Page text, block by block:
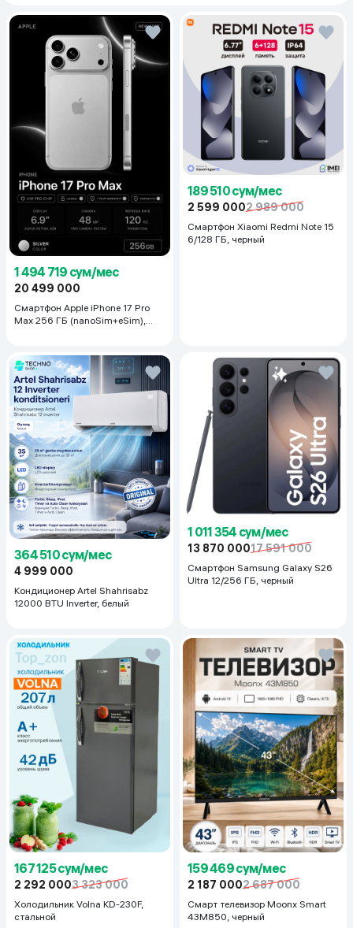
1 494 719 сум/мес
20 499 000
Смартфон Apple iPhone 17 Pro
Max 256 ГБ (nanoSim+eSim),
189 510 сум/мес
2 599 0002 989 000
Смартфон Xiaomi Redmi Note 15
6/128 ГБ, черный
364 510 сум/мес
4 999 000
Кондиционер Artel Shahrisabz
12000 BTU Inverter, белый
1 011 354 сум/мес
13 870 00017 591 000
Смартфон Samsung Galaxy S26
Ultra 12/256 ГБ, черный
167 125 сум/мес
2 292 0003 323 000
Холодильник Volna KD-230F,
стальной
159 469 сум/мес
2 187 0002 687 000
Смарт телевизор Moonx Smart
43M850, черный